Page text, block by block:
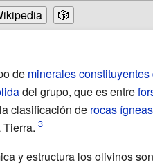
🎲
de minerales constituyentes
del grupo, que es entre
clasificación de rocas ígneas
y estructura los olivinos son